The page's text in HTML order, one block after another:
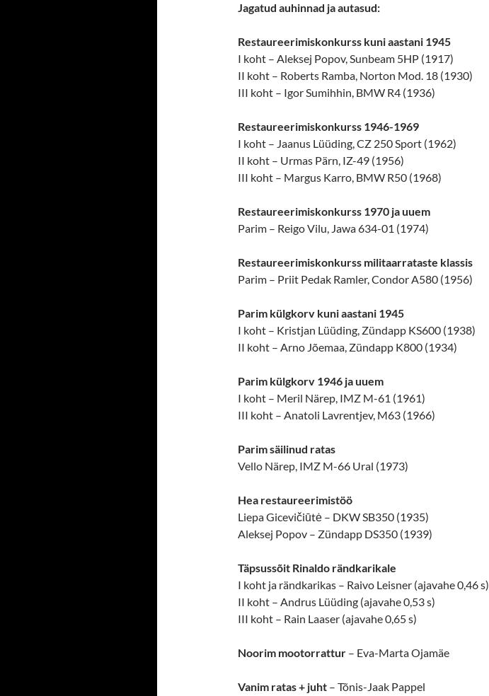
Jagatud auhinnad ja autasud:
Restaureerimiskonkurss kuni aastani 1945
I koht – Aleksej Popov, Sunbeam 5HP (1917)
II koht – Roberts Ramba, Norton Mod. 18 (1930)
III koht – Igor Sumihhin, BMW R4 (1936)
Restaureerimiskonkurss 1946-1969
I koht – Jaanus Lüüding, CZ 250 Sport (1962)
II koht – Urmas Pärn, IZ-49 (1956)
III koht – Margus Karro, BMW R50 (1968)
Restaureerimiskonkurss 1970 ja uuem
Parim – Reigo Vilu, Jawa 634-01 (1974)
Restaureerimiskonkurss militaarrataste klassis
Parim – Priit Pedak Ramler, Condor A580 (1956)
Parim külgkorv kuni aastani 1945
I koht – Kristjan Lüüding, Zündapp KS600 (1938)
II koht – Arno Jõemaa, Zündapp K800 (1934)
Parim külgkorv 1946 ja uuem
I koht – Meril Närep, IMZ M-61 (1961)
III koht – Anatoli Lavrentjev, M63 (1966)
Parim säilinud ratas
Vello Närep, IMZ M-66 Ural (1973)
Hea restaureerimistöö
Liepa Gicevičiūtė – DKW SB350 (1935)
Aleksej Popov – Zündapp DS350 (1939)
Täpsussõit Rinaldo rändkarikale
I koht ja rändkarikas – Raivo Leisner (ajavahe 0,46 s)
II koht – Andrus Lüüding (ajavahe 0,53 s)
III koht – Rain Laaser (ajavahe 0,65 s)
Noorim mootorrattur – Eva-Marta Ojamäe
Vanim ratas + juht – Tõnis-Jaak Pappel